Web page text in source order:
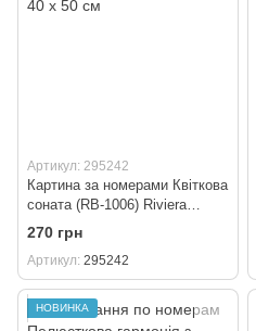
Артикул: 295242
Картина за номерами Квіткова
соната (RB-1006) Riviera
Blanca (Без коробки) 40 х 50
270 грн
Артикул 295242
НОВИНКА